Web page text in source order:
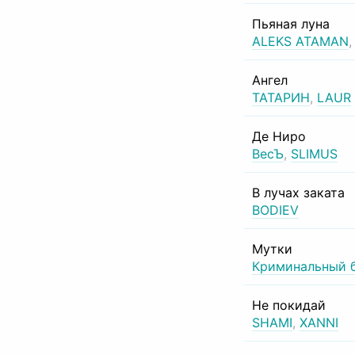
Пьяная луна
ALEKS ATAMAN,
Ангел
ТАТАРИН, LAUR
Де Ниро
ВесЪ, SLIMUS
В лучах заката
BODIEV
Мутки
Криминальный
Не покидай
SHAMI, XANNI